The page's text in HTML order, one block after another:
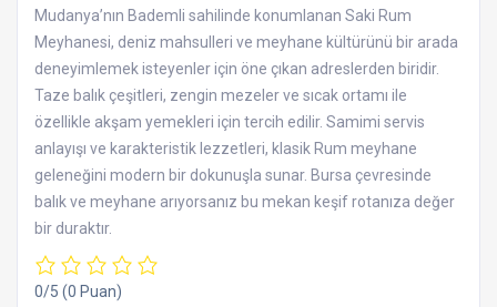
Mudanya’nın Bademli sahilinde konumlanan Saki Rum
Meyhanesi, deniz mahsulleri ve meyhane kültürünü bir arada
deneyimlemek isteyenler için öne çıkan adreslerden biridir.
Taze balık çeşitleri, zengin mezeler ve sıcak ortamı ile
özellikle akşam yemekleri için tercih edilir. Samimi servis
anlayışı ve karakteristik lezzetleri, klasik Rum meyhane
geleneğini modern bir dokunuşla sunar. Bursa çevresinde
balık ve meyhane arıyorsanız bu mekan keşif rotanıza değer
bir duraktır.
0/5 (0 Puan)